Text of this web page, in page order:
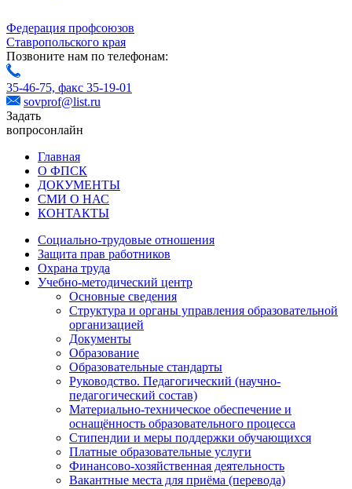
Федерация профсоюзов
Ставропольского края
Позвоните нам по телефонам:
35-46-75, факс 35-19-01
sovprof@list.ru
Задать
вопросонлайн
Главная
О ФПСК
ДОКУМЕНТЫ
СМИ О НАС
КОНТАКТЫ
Социально-трудовые отношения
Защита прав работников
Охрана труда
Учебно-методический центр
Основные сведения
Структура и органы управления образовательной
организацией
Документы
Образование
Образовательные стандарты
Руководство. Педагогический (научно-
педагогический состав)
Материально-техническое обеспечение и
оснащённость образовательного процесса
Стипендии и меры поддержки обучающихся
Платные образовательные услуги
Финансово-хозяйственная деятельность
Вакантные места для приёма (перевода)